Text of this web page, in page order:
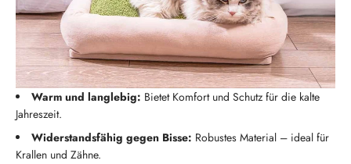
Warm und langlebig: Bietet Komfort und Schutz für die kalte
Jahreszeit.
Widerstandsfähig gegen Bisse: Robustes Material – ideal für
Krallen und Zähne.